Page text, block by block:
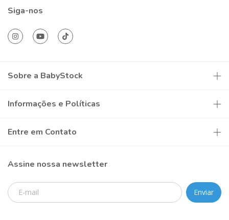
Siga-nos
Sobre a BabyStock
Informações e Políticas
Entre em Contato
Assine nossa newsletter